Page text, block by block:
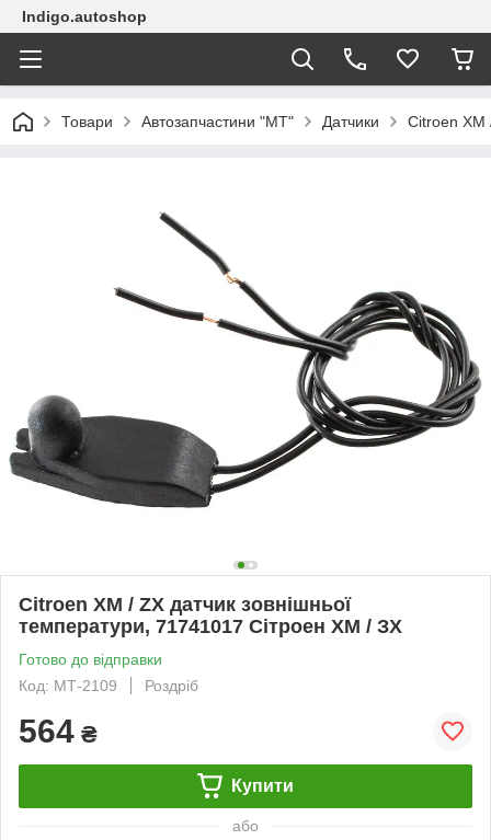
Indigo.autoshop
Товари Автозапчастини "МТ" Датчики Citroen XM
Citroen XM / ZX датчик зовнішньої
температури, 71741017 Сітроен ХМ / ЗХ
Готово до відправки
Код: МТ-2109
Роздріб
564 ₴
Купити
або